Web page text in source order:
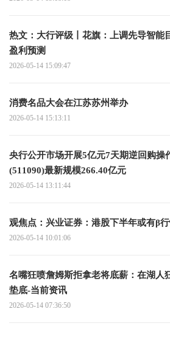
热文：大行评级丨花旗：上调先导智能
盈利预测
2026-05-14 15:09:47
消费名品大会在江苏苏州举办
2026-05-14 15:13:11
央行公开市场开展5亿元7天期逆回购操
(511090)最新规模266.40亿元
2026-05-14 13:11:44
观焦点：兴业证券：港股下半年或有β
2026-05-14 10:01:06
名嘴狂喷詹姆斯拒拿老将底薪：在湖人
垫底-当前资讯
2026-05-14 07:36:50